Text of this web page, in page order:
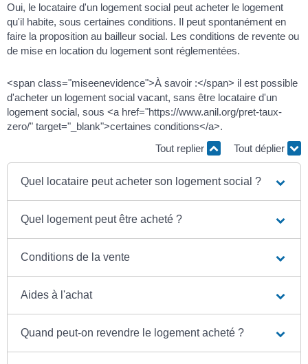
Oui, le locataire d'un logement social peut acheter le logement
qu'il habite, sous certaines conditions. Il peut spontanément en
faire la proposition au bailleur social. Les conditions de revente ou
de mise en location du logement sont réglementées.
<span class="miseenevidence">À savoir :</span> il est possible
d'acheter un logement social vacant, sans être locataire d'un
logement social, sous <a href="https://www.anil.org/pret-taux-
zero/" target="_blank">certaines conditions</a>.
Tout replier
Tout déplier
Quel locataire peut acheter son logement social ?
Quel logement peut être acheté ?
Conditions de la vente
Aides à l'achat
Quand peut-on revendre le logement acheté ?